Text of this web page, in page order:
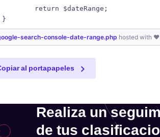
	return $dateRange;
}
search-console-date-range.php hosted with ❤
al portapapeles
Realiza un
de tus